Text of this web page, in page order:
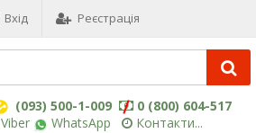
Вхід Реєстрація
(093) 500-1-009
0 (800) 604-517
Viber WhatsApp Контакти...